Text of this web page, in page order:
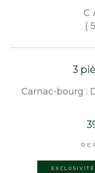
3
Carnac-bourg :
EXCLUSIVITÉ